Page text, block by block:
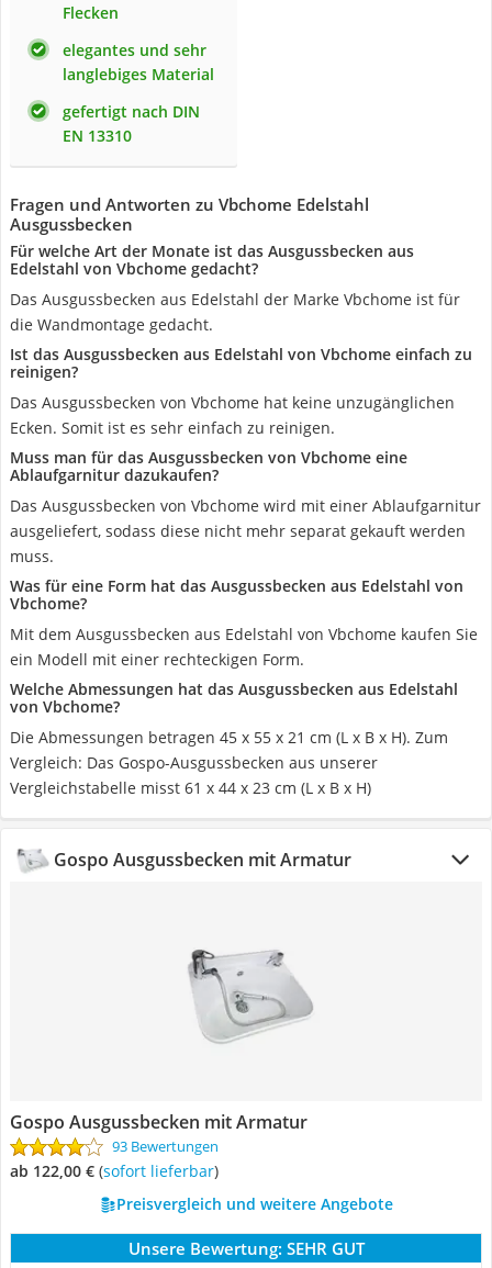
Flecken
elegantes und sehr
langlebiges Material
gefertigt nach DIN
EN 13310
Fragen und Antworten zu Vbchome Edelstahl
Ausgussbecken
Für welche Art der Monate ist das Ausgussbecken aus
Edelstahl von Vbchome gedacht?
Das Ausgussbecken aus Edelstahl der Marke Vbchome ist für
die Wandmontage gedacht.
Ist das Ausgussbecken aus Edelstahl von Vbchome einfach zu
reinigen?
Das Ausgussbecken von Vbchome hat keine unzugänglichen
Ecken. Somit ist es sehr einfach zu reinigen.
Muss man für das Ausgussbecken von Vbchome eine
Ablaufgarnitur dazukaufen?
Das Ausgussbecken von Vbchome wird mit einer Ablaufgarnitur
ausgeliefert, sodass diese nicht mehr separat gekauft werden
muss.
Was für eine Form hat das Ausgussbecken aus Edelstahl von
Vbchome?
Mit dem Ausgussbecken aus Edelstahl von Vbchome kaufen Sie
ein Modell mit einer rechteckigen Form.
Welche Abmessungen hat das Ausgussbecken aus Edelstahl
von Vbchome?
Die Abmessungen betragen 45 x 55 x 21 cm (L x B x H). Zum
Vergleich: Das Gospo-Ausgussbecken aus unserer
Vergleichstabelle misst 61 x 44 x 23 cm (L x B x H)
Gospo Ausgussbecken mit Armatur
Gospo Ausgussbecken mit Armatur
93 Bewertungen
ab 122,00 € ( Sofort lieferbar)
Preisvergleich und weitere Angebote
Unsere Bewertung: SEHR GUT